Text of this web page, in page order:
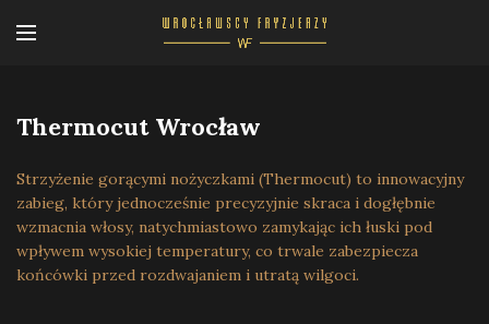
Thermocut Wrocław
Strzyżenie gorącymi nożyczkami (Thermocut) to innowacyjny
zabieg, który jednocześnie precyzyjnie skraca i dogłębnie
wzmacnia włosy, natychmiastowo zamykając ich łuski pod
wpływem wysokiej temperatury, co trwale zabezpiecza
końcówki przed rozdwajaniem i utratą wilgoci.